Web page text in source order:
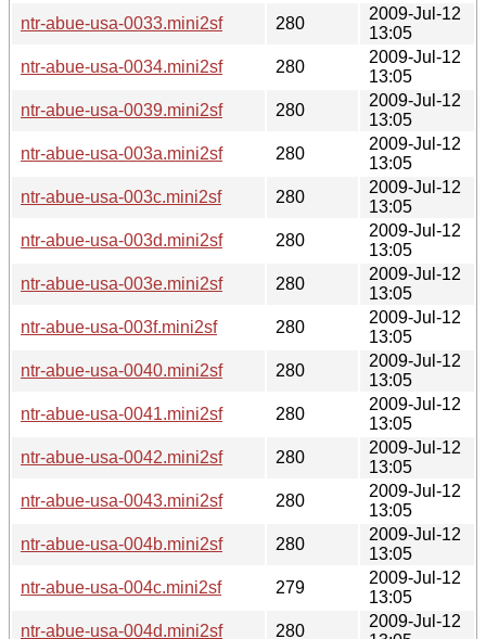
ntr-abue-usa-0033.mini2sf
280
2009-Jul-12
13:05
ntr-abue-usa-0034.mini2sf
280
2009-Jul-12
13:05
ntr-abue-usa-0039.mini2sf
280
2009-Jul-12
13:05
ntr-abue-usa-003a.mini2sf
280
2009-Jul-12
13:05
ntr-abue-usa-003c.mini2sf
280
2009-Jul-12
13:05
ntr-abue-usa-003d.mini2sf
280
2009-Jul-12
13:05
ntr-abue-usa-003e.mini2sf
280
2009-Jul-12
13:05
ntr-abue-usa-003f.mini2sf
280
2009-Jul-12
13:05
ntr-abue-usa-0040.mini2sf
280
2009-Jul-12
13:05
ntr-abue-usa-0041.mini2sf
280
2009-Jul-12
13:05
ntr-abue-usa-0042.mini2sf
280
2009-Jul-12
13:05
ntr-abue-usa-0043.mini2sf
280
2009-Jul-12
13:05
ntr-abue-usa-004b.mini2sf
280
2009-Jul-12
13:05
ntr-abue-usa-004c.mini2sf
279
2009-Jul-12
13:05
ntr-abue-usa-004d.mini2sf
280
2009-Jul-12